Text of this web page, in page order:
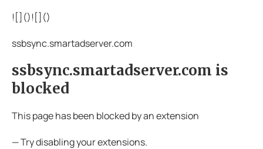
![]()![]()
ssbsync.smartadserver.com
ssbsync.smartadserver.com is
blocked
This page has been blocked by an extension
— Try disabling your extensions.